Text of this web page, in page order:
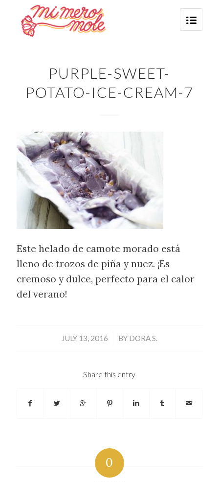
PURPLE-SWEET-
POTATO-ICE-CREAM-7
Este helado de camote morado está
lleno de trozos de piña y nuez. ¡Es
cremoso y dulce, perfecto para el calor
del verano!
JULY 13, 2016
/ BY DORA S.
Share this entry
0